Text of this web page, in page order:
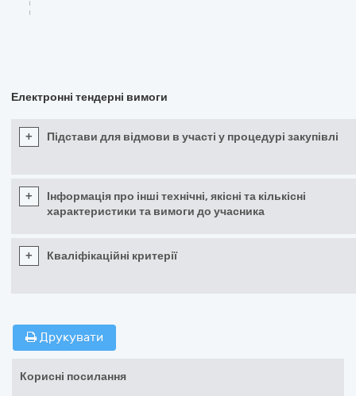
Електронні тендерні вимоги
+ Підстави для відмови в участі у процедурі закупівлі
+
Інформація про інші технічні, якісні та кількісні
характеристики та вимоги до учасника
+ Кваліфікаційні критерії
Друкувати
Корисні посилання